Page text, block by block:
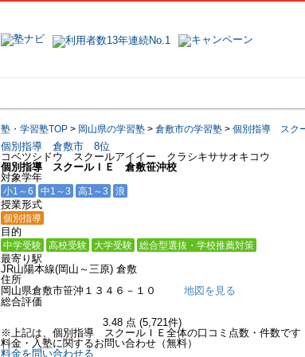
塾・学習塾TOP > 岡山県の学習塾 > 倉敷市の学習塾 > 個別指導 スク
個別指導 倉敷市 8位
コベツシドウ スクールアイイー クラシキササオキコウ
個別指導 スクールＩＥ 倉敷笹沖校
対象学年
小1～6 中1～3 高1～3 浪
授業形式
個別指導
目的
中学受験 高校受験 大学受験 総合型選抜・学校推薦対策
最寄り駅
JR山陽本線(岡山～三原) 倉敷
住所
岡山県倉敷市笹沖１３４６－１０
地図を見る
総合評価
3.48 点 (5,721件)
※上記は、個別指導 スクールＩＥ全体の口コミ点数・件数です
料金・入塾に関するお問い合わせ（無料）
料金を問い合わせる